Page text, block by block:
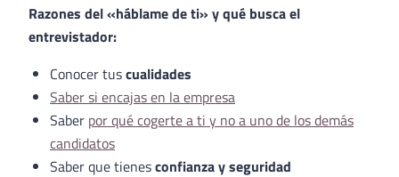
Razones del «háblame de ti» y qué busca el
entrevistador:
Conocer tuscualidades
Saber si encajas en la empresa
Saber por qué cogerte a ti y no a uno de los demás
candidatos
Saber que tienesconfianza y seguridad